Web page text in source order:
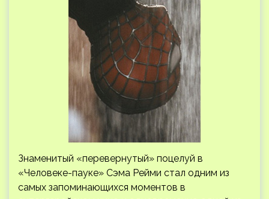
Знаменитый «перевернутый» поцелуй в
«Человеке-пауке» Сэма Рейми стал одним из
самых запоминающихся моментов в